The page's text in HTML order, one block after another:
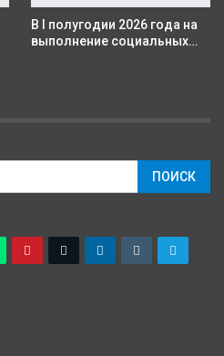
В I полугодии 2026 года на
выполнение социальных…